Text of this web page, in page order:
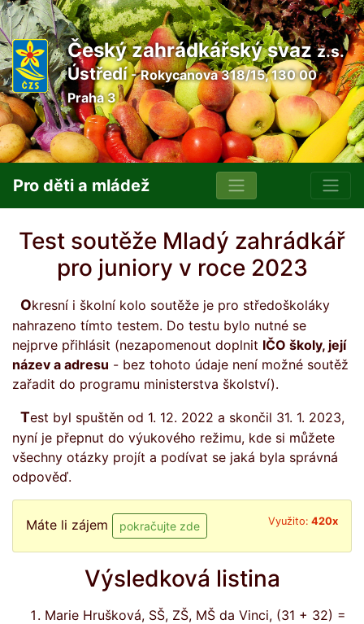
Český zahrádkářský svazz.s.
Ústředí- Rokycanova 318/15, 130 00
Praha 3
Pro děti a mládež
Test soutěže Mladý zahrádkář
pro juniory v roce 2023
Okresní i školní kolo soutěže je pro středoškoláky
nahrazeno tímto testem. Do testu bylo nutné se
nejprve přihlásit (nezapomenout doplnit IČO školy, její
název a adresu - bez tohoto údaje není možné soutěž
zařadit do programu ministerstva školství).
Test byl spuštěn od 1. 12. 2022 a skončil 31. 1. 2023,
nyní je přepnut do výukového režimu, kde si můžete
všechny otázky projít a podívat se jaká byla správná
odpověď.
Máte li zájem Využito: 420x
Výsledková listina
Marie Hrušková, SŠ, ZŠ, MŠ da Vinci, (31 + 32) =